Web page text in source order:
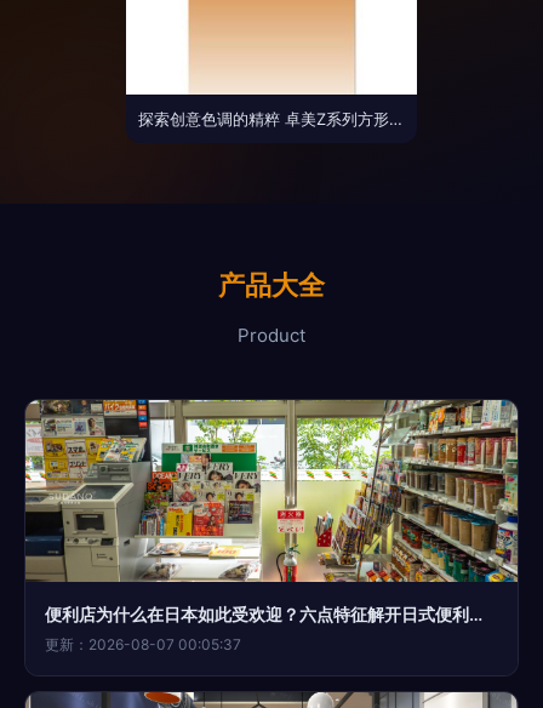
探索创意色调的精粹 卓美Z系列方形渐变无暗角滤镜评测——以100X150mm烟草色试镜
产品大全
Product
便利店为什么在日本如此受欢迎？六点特征解开日式便利店的成功密码
更新：2026-08-07 00:05:37